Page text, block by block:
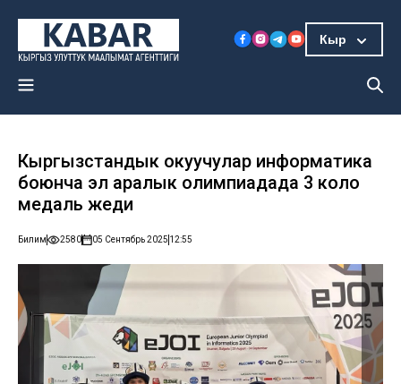
Кыр
Кыргызстандык окуучулар информатика
боюнча эл аралык олимпиадада 3 коло
медаль жеңди
Билим 2580 05 Сентябрь 2025 12:55